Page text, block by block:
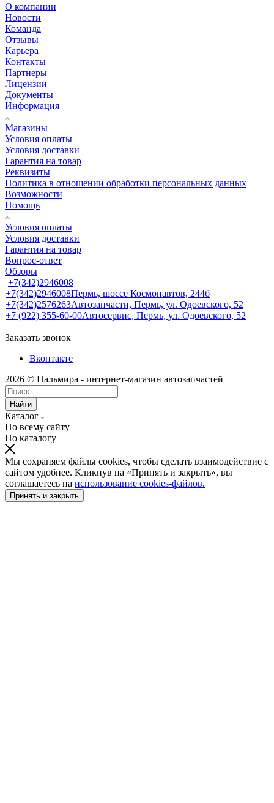
О компании
Новости
Команда
Отзывы
Карьера
Контакты
Партнеры
Лицензии
Документы
Информация
Магазины
Условия оплаты
Условия доставки
Гарантия на товар
Реквизиты
Политика в отношении обработки персональных данных
Возможности
Помощь
Условия оплаты
Условия доставки
Гарантия на товар
Вопрос-ответ
Обзоры
+7(342)2946008
+7(342)2946008Пермь, шоссе Космонавтов, 244б
+7(342)2576263Автозапчасти, Пермь, ул. Одоевского, 52
+7 (922) 355-60-00Автосервис, Пермь, ул. Одоевского, 52
Заказать звонок
Вконтакте
2026 © Пальмира - интернет-магазин автозапчастей
Найти
Каталог
По всему сайту
По каталогу
Мы сохраняем файлы cookies, чтобы сделать взаимодействие с
сайтом удобнее. Кликнув на «Принять и закрыть», вы
соглашаетесь на использование cookies-файлов.
Принять и закрыть